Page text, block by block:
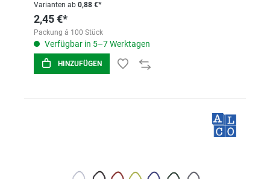
Varianten ab 0,88 €*
2,45 €*
Packung á 100 Stück
Verfügbar in 5–7 Werktagen
HINZUFÜGEN